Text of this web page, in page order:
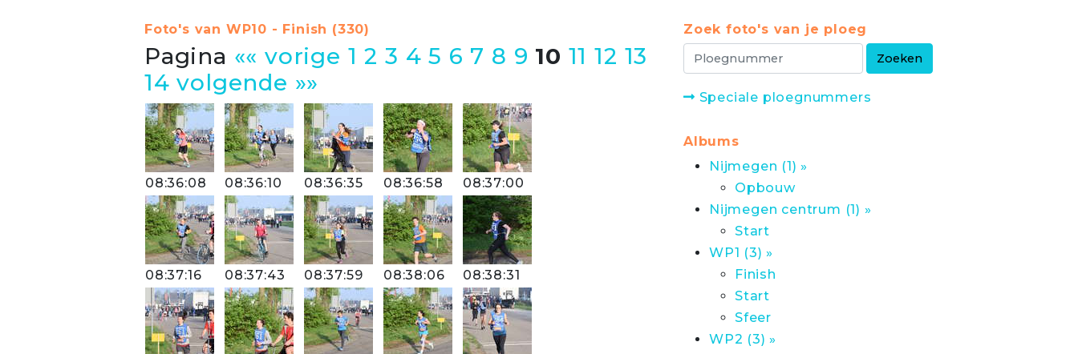
Foto's van WP10 - Finish (330)
Pagina «« vorige 1 2 3 4 5 6 7 8 9 10 11 12 13
14 volgende »»
08:36:08 08:36:10 08:36:35 08:36:58 08:37:00
08:37:16 08:37:43 08:37:59 08:38:06 08:38:31
Zoek foto's van je ploeg
Speciale ploegnummers
Albums
Nijmegen (1) »
Opbouw
Nijmegen centrum (1) »
Start
WP1 (3) »
Finish
Start
Sfeer
WP2 (3) »